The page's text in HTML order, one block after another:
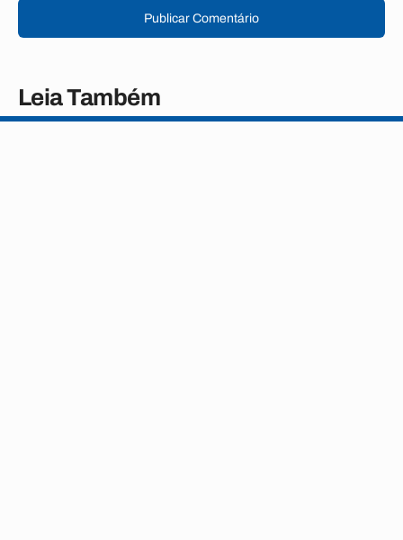
Publicar Comentário
Leia Também